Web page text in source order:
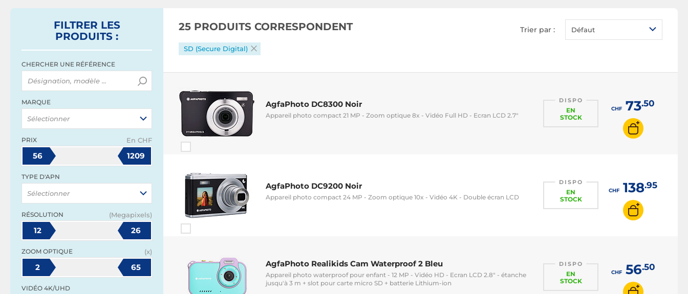
orientable
FILTRER LES
PRODUITS :
CHERCHER UNE RÉFÉRENCE
MARQUE
Sélectionner
PRIX En CHF
56 1209
TYPE D'APN
Sélectionner
RÉSOLUTION (Megapixels)
12 26
ZOOM OPTIQUE (x)
2 65
VIDÉO 4K/UHD
25 PRODUITS CORRESPONDENT Trier par : Défaut
SD (Secure Digital)
AgfaPhoto DC8300 Noir
Appareil photo compact 21 MP - Zoom optique 8x - Vidéo Full HD - Ecran LCD 2.7"
DISPO
EN
STOCK
CHF73.50
AgfaPhoto DC9200 Noir
Appareil photo compact 24 MP - Zoom optique 10x - Vidéo 4K - Double écran LCD
DISPO
EN
STOCK
CHF138.95
AgfaPhoto Realikids Cam Waterproof 2 Bleu
Appareil photo waterproof pour enfant - 12 MP - Vidéo HD - Ecran LCD 2.8" - étanche
jusqu'à 3 m + slot pour carte micro SD + batterie Lithium-ion
DISPO
EN
STOCK
CHF56.50